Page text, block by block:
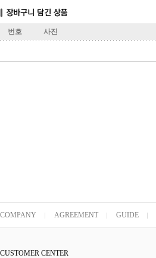
번호 사진
COMPANY AGREEMENT GUIDE
CUSTOMER CENTER